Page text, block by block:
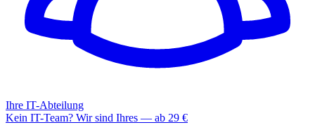
Ihre IT-Abteilung
Kein IT-Team? Wir sind Ihres — ab 29 €